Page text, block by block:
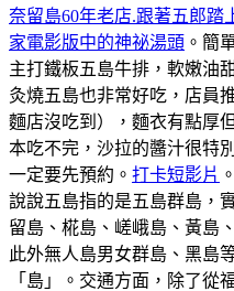
奈留島60年老店.跟著五郎踏
家電影版中的神祕湯頭 。簡
主打鐵板五島牛排，軟嫩油
灸燒五島也非常好吃，店員
麵店沒吃到），麵衣有點厚
本吃不完，沙拉的醬汁很特
一定要先預約。 打卡短影片
說說五島指的是五島群島，
留島、椛島、嵯峨島、黃島
此外無人島男女群島、黑島
「島」。交通方面，除了從